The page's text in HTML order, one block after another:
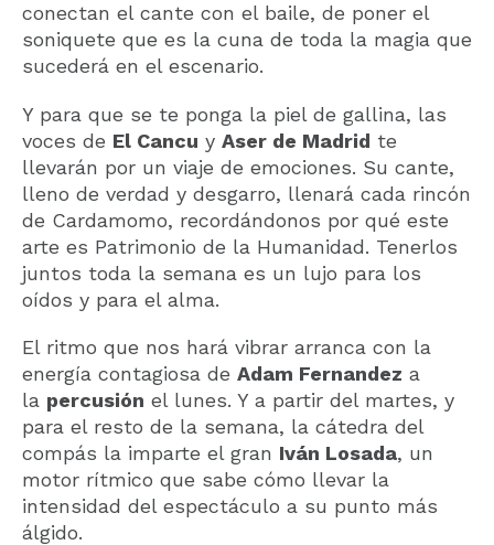
conectan el cante con el baile, de poner el
soniquete que es la cuna de toda la magia que
sucederá en el escenario.
Y para que se te ponga la piel de gallina, las
voces de El Cancu y Aser de Madrid te
llevarán por un viaje de emociones. Su cante,
lleno de verdad y desgarro, llenará cada rincón
de Cardamomo, recordándonos por qué este
arte es Patrimonio de la Humanidad. Tenerlos
juntos toda la semana es un lujo para los
oídos y para el alma.
El ritmo que nos hará vibrar arranca con la
energía contagiosa de Adam Fernandez a
la percusión el lunes. Y a partir del martes, y
para el resto de la semana, la cátedra del
compás la imparte el gran Iván Losada, un
motor rítmico que sabe cómo llevar la
intensidad del espectáculo a su punto más
álgido.